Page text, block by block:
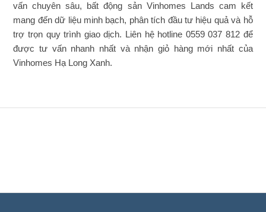
vấn chuyên sâu, bất động sản Vinhomes Lands cam kết
mang đến dữ liệu minh bạch, phân tích đầu tư hiệu quả và hỗ
trợ trọn quy trình giao dịch. Liên hệ hotline 0559 037 812 để
được tư vấn nhanh nhất và nhận giỏ hàng mới nhất của
Vinhomes Hạ Long Xanh.